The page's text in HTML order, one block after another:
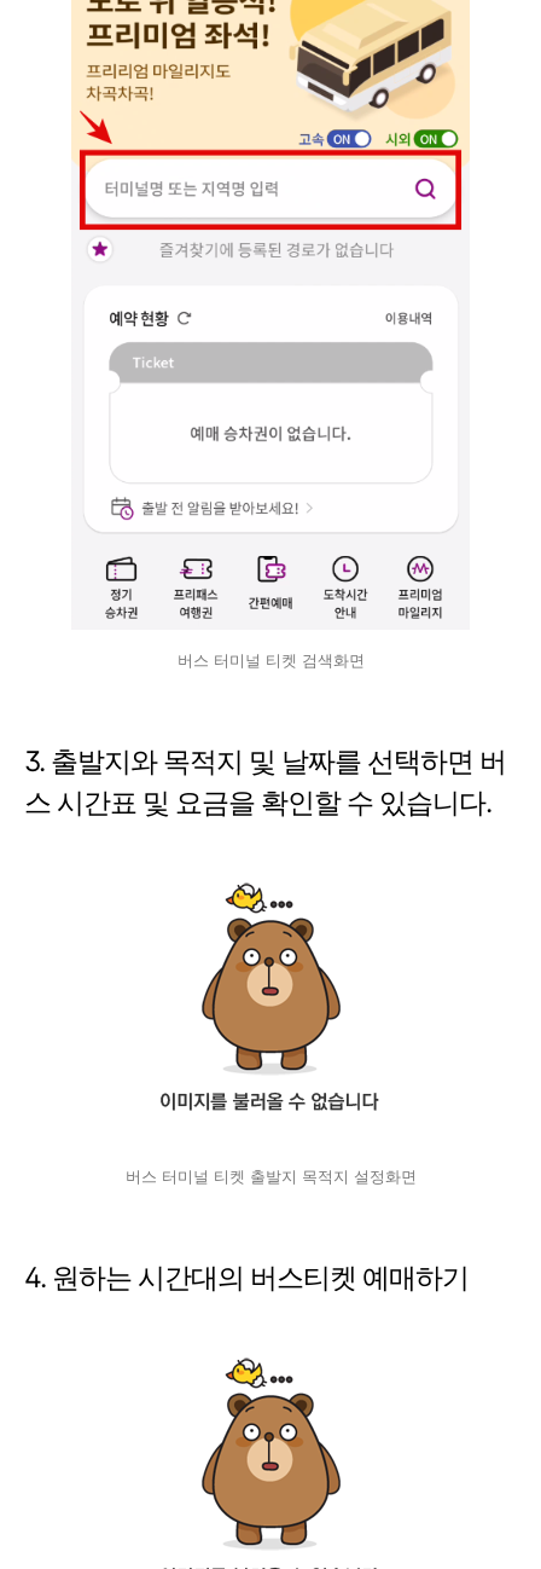
버스 터미널 티켓 검색화면
3. 출발지와 목적지 및 날짜를 선택하면 버
스 시간표 및 요금을 확인할 수 있습니다.
버스 터미널 티켓 출발지 목적지 설정화면
4. 원하는 시간대의 버스티켓 예매하기